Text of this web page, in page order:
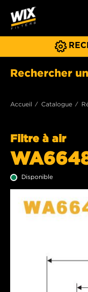
Rechercher
Accueil Catalogue
Filtre à air
Disponible